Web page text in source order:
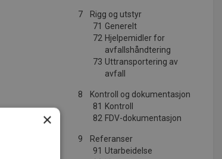
7
Rigg og utstyr
71 Generelt
72 Hjelpemidler for
avfallshåndtering
73 Uttransportering av
avfall
8
Kontroll og dokumentasjon
81
Kontroll
82 FDV-dokumentasjon
9
Referanser
91 Utarbeidelse
×